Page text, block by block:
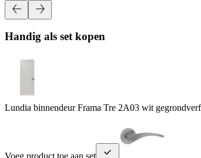
Handig als set kopen
Lundia binnendeur Frama Tre 2A03 wit
Voeg product toe aan set